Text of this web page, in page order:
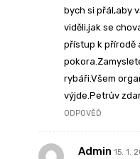
bych si přál,aby
viděli,jak se
přístup k přírodě
rybáři.Všem
výjde.Petrův
ODPOVĚĎ
Admin 15. 1.